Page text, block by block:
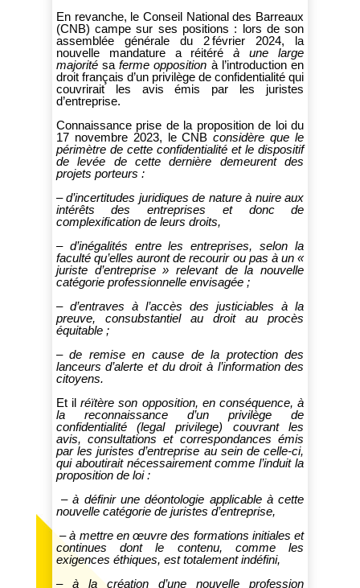
En revanche, le Conseil National des Barreaux
(CNB) campe sur ses positions : lors de son
assemblée générale du 2 février 2024, la
nouvelle mandature a réitéréà une large
majoritésaferme opposition à l’introduction en
droit français d’un privilège de confidentialité qui
couvrirait les avis émis par les juristes
d’entreprise.
Connaissance prise de la proposition de loi du
17 novembre 2023, le CNBconsidère que le
périmètre de cette confidentialité et le dispositif
de levée de cette dernière demeurent des
projets porteurs :
– d’incertitudes juridiques de nature à nuire aux
intérêts des entreprises et donc de
complexification de leurs droits,
– d’inégalités entre les entreprises, selon la
faculté qu’elles auront de recourir ou pas à un «
juriste d’entreprise » relevant de la nouvelle
catégorie professionnelle envisagée ;
– d’entraves à l’accès des justiciables à la
preuve, consubstantiel au droit au procès
équitable ;
– de remise en cause de la protection des
lanceurs d’alerte et du droit à l’information des
citoyens.
Et ilréïtère son opposition, en conséquence, à
la reconnaissance d’un privilège de
confidentialité (legal privilege) couvrant les
avis, consultations et correspondances émis
par les juristes d’entreprise au sein de celle-ci,
qui aboutirait nécessairement comme l’induit la
proposition de loi :
– à définir une déontologie applicable à cette
nouvelle catégorie de juristes d’entreprise,
– à mettre en œuvre des formations initiales et
continues dont le contenu, comme les
exigences éthiques, est totalement indéfini,
– à la création d’une nouvelle profession